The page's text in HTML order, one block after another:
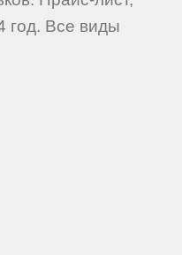
год. Все виды